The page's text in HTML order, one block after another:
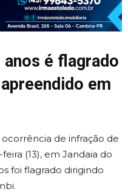
é flagrado
em
de infração de
(13), em Jandaia do
foi flagrado dirigindo